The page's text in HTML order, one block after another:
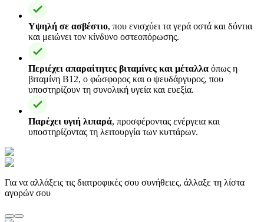
Υψηλή σε ασβέστιο, που ενισχύει τα γερά οστά και δόντια
και μειώνει τον κίνδυνο οστεοπόρωσης.
Περιέχει απαραίτητες βιταμίνες και μέταλλα όπως η
βιταμίνη B12, ο φώσφορος και ο ψευδάργυρος, που
υποστηρίζουν τη συνολική υγεία και ευεξία.
Παρέχει υγιή λιπαρά, προσφέροντας ενέργεια και
υποστηρίζοντας τη λειτουργία των κυττάρων.
Για να αλλάξεις τις διατροφικές σου συνήθειες, άλλαξε τη λίστα
αγορών σου